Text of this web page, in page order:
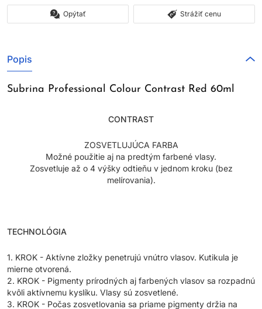
Opýtať Strážiť cenu
Popis
Subrina Professional Colour Contrast Red 60ml
CONTRAST
ZOSVETLUJÚCA FARBA
Možné použitie aj na predtým farbené vlasy.
Zosvetluje až o 4 výšky odtieňu v jednom kroku (bez
melírovania).
TECHNOLÓGIA
1. KROK - Aktívne zložky penetrujú vnútro vlasov. Kutikula je
mierne otvorená.
2. KROK - Pigmenty prírodných aj farbených vlasov sa rozpadnú
kvôli aktívnemu kyslíku. Vlasy sú zosvetlené.
3. KROK - Počas zosvetlovania sa priame pigmenty držia na